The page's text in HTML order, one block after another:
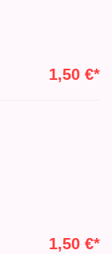
1,50 €*
1,50 €*